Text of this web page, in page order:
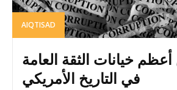
AIQTISAD
خيانات الثقة العامة
في التاريخ الأمريكي